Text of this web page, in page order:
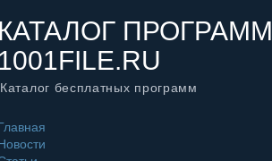
ПРОГРАММ
Каталог бесплатных программ